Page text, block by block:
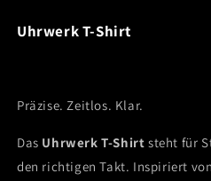
Uhrwerk T-Shirt
Präzise. Zeitlos. Klar.
Das Uhrwerk T-Shirt steht für
den richtigen Takt. Inspiriert